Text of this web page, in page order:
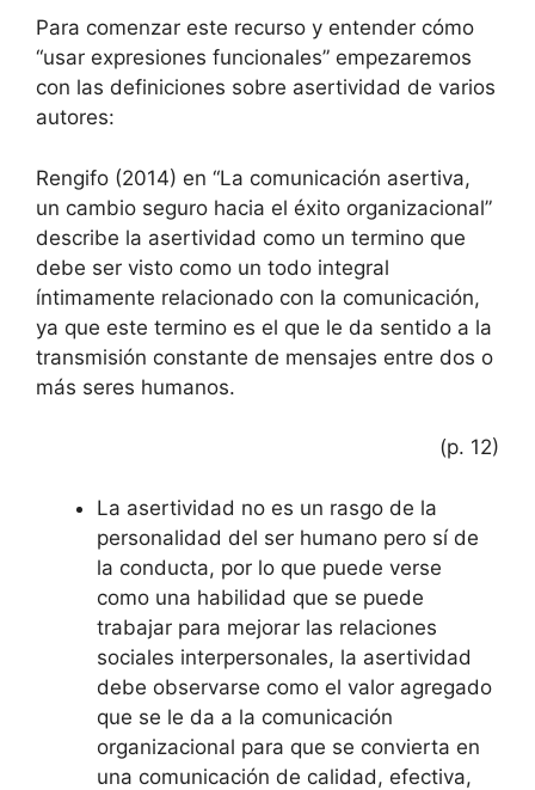
Para comenzar este recurso y entender cómo
“usar expresiones funcionales” empezaremos
con las definiciones sobre asertividad de varios
autores:
Rengifo (2014) en “La comunicación asertiva,
un cambio seguro hacia el éxito organizacional”
describe la asertividad como un termino que
debe ser visto como un todo integral
íntimamente relacionado con la comunicación,
ya que este termino es el que le da sentido a la
transmisión constante de mensajes entre dos o
más seres humanos.
(p. 12)
La asertividad no es un rasgo de la
personalidad del ser humano pero sí de
la conducta, por lo que puede verse
como una habilidad que se puede
trabajar para mejorar las relaciones
sociales interpersonales, la asertividad
debe observarse como el valor agregado
que se le da a la comunicación
organizacional para que se convierta en
una comunicación de calidad, efectiva,